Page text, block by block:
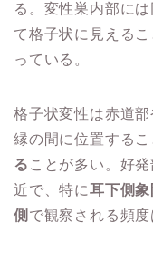
る。変性巣内部に
て格子状に見える
っている。
格子状変性は赤道
縁の間に位置する
る ことが多い。好
近で、特に耳下側象
側 で観察される頻度